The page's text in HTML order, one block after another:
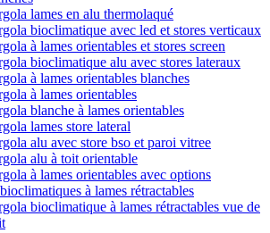
lames en alu thermolaqué
bioclimatique avec led et stores verticaux
à lames orientables et stores screen
bioclimatique alu avec stores lateraux
à lames orientables blanches
à lames orientables
blanche à lames orientables
lames store lateral
alu avec store bso et paroi vitree
alu à toit orientable
à lames orientables avec options
à lames rétractables
bioclimatique à lames rétractables vue de